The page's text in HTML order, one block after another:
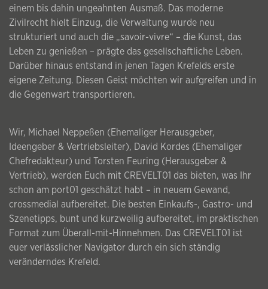
einem bis dahin ungeahnten Ausmaß. Das moderne
Zivilrecht hielt Einzug, die Verwaltung wurde neu
strukturiert und auch die „savoir-vivre“ – die Kunst, das
Leben zu genießen – prägte das gesellschaftliche Leben.
Darüber hinaus entstand in jenen Tagen Krefelds erste
eigene Zeitung. Diesen Geist möchten wir aufgreifen und in
die Gegenwart transportieren.
Wir, Michael Neppeßen (Ehemaliger Herausgeber,
Ideengeber & Vertriebsleiter), David Kordes (Ehemaliger
Chefredakteur) und Torsten Feuring (Herausgeber &
Vertrieb), werden Euch mit CREVELT01 das bieten, was Ihr
schon am port01 geschätzt habt – in neuem Gewand,
crossmedial aufbereitet. Die besten Einkaufs-, Gastro- und
Szenetipps, bunt und kurzweilig aufbereitet, im praktischen
Format zum Überall-mit-Hinnehmen. Das CREVELT01 ist
euer verlässlicher Navigator durch ein sich ständig
veränderndes Krefeld.